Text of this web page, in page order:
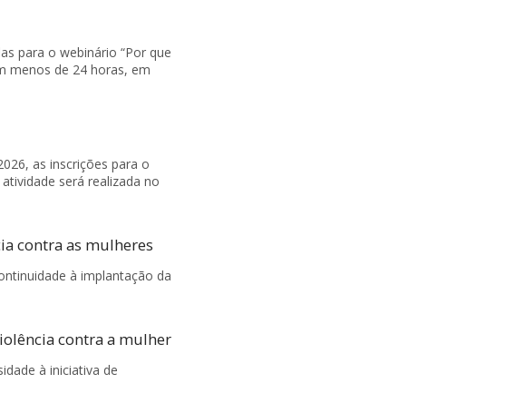
para o webinário “Por que
menos de 24 horas, em
as inscrições para o
será realizada no
contra as mulheres
à implantação da
contra a mulher
à iniciativa de